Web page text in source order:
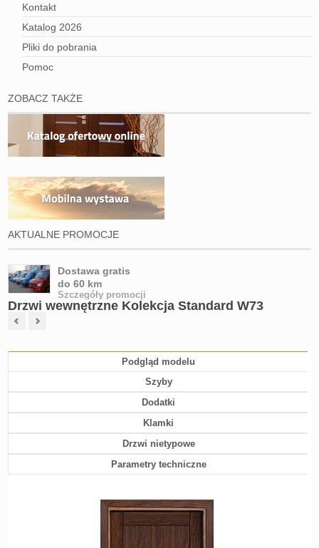
Kontakt
Katalog 2026
Pliki do pobrania
Pomoc
ZOBACZ TAKŻE
AKTUALNE PROMOCJE
Dostawa gratis
do 60 km
Szczegóły promocji
Drzwi wewnętrzne Kolekcja Standard W73
Podgląd modelu
Szyby
Dodatki
Klamki
Drzwi nietypowe
Parametry techniczne